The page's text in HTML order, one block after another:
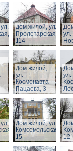
Дом жилой, ул.
Пролетарская,
114
Дом жилой,
ул.
Космонавта
Пацаева, 3
ул.
Дом жилой, ул.
Комсомольская,
15
12